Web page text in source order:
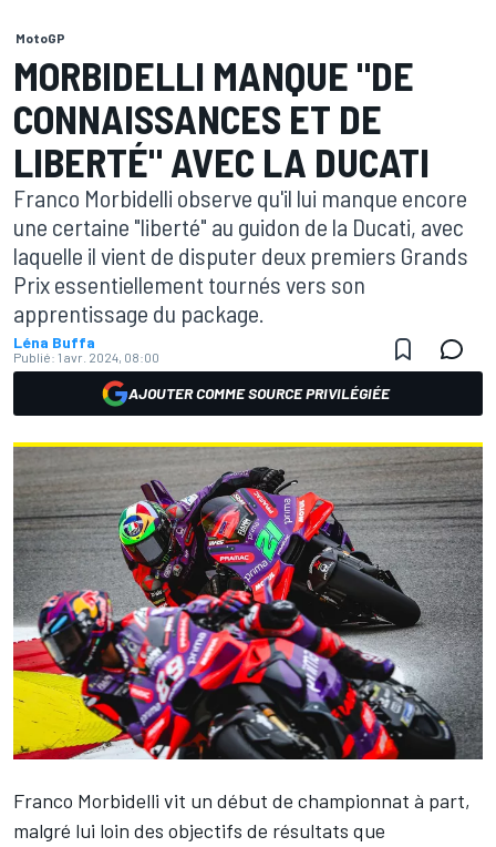
MotoGP
MORBIDELLI MANQUE "DE
CONNAISSANCES ET DE
LIBERTÉ" AVEC LA DUCATI
Franco Morbidelli observe qu'il lui manque encore
une certaine "liberté" au guidon de la Ducati, avec
laquelle il vient de disputer deux premiers Grands
Prix essentiellement tournés vers son
apprentissage du package.
Léna Buffa
Publié: 1 avr. 2024, 08:00
AJOUTER COMME SOURCE PRIVILÉGIÉE
Franco Morbidelli vit un début de championnat à part,
malgré lui loin des objectifs de résultats que